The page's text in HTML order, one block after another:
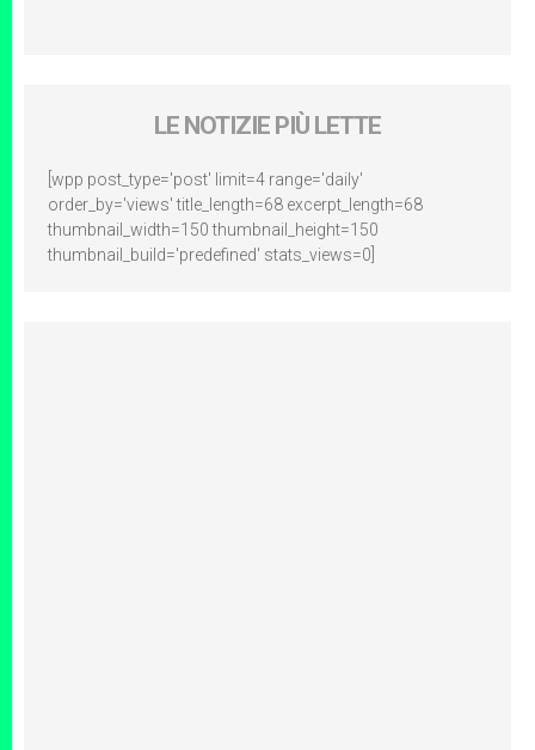
LE NOTIZIE PIÙ LETTE
[wpp post_type='post' limit=4 range='daily'
order_by='views' title_length=68 excerpt_length=68
thumbnail_width=150 thumbnail_height=150
thumbnail_build='predefined' stats_views=0]